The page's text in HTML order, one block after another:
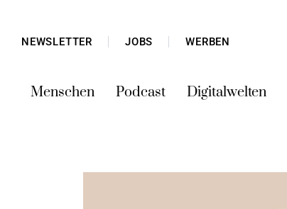
NEWSLETTER JOBS WERBEN
Menschen Podcast Digitalwelten